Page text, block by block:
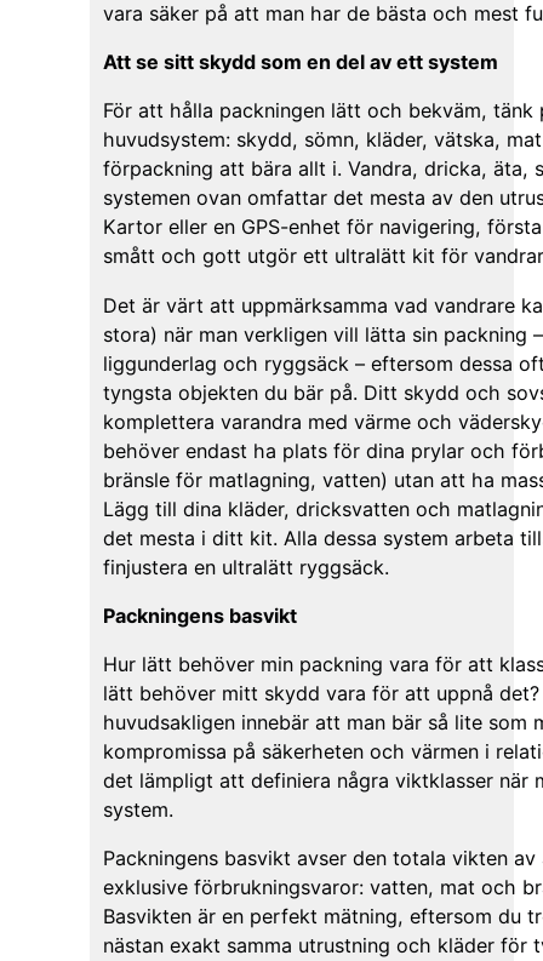
vara säker på att man har de bästa och mest
Att se sitt skydd som en del av ett system
För att hålla packningen lätt och bekväm,
huvudsystem: skydd, sömn, kläder, vätska,
förpackning att bära allt i. Vandra, dricka, äta,
systemen ovan omfattar det mesta av den
Kartor eller en GPS-enhet för navigering,
smått och gott utgör ett ultralätt kit för
Det är värt att uppmärksamma vad vandrare
stora) när man verkligen vill lätta sin packning
liggunderlag och ryggsäck – eftersom dessa
tyngsta objekten du bär på. Ditt skydd och
komplettera varandra med värme och
behöver endast ha plats för dina prylar och
bränsle för matlagning, vatten) utan att ha
Lägg till dina kläder, dricksvatten och
det mesta i ditt kit. Alla dessa system arbeta
finjustera en ultralätt ryggsäck.
Packningens basvikt
Hur lätt behöver min packning vara för att
lätt behöver mitt skydd vara för att uppnå
huvudsakligen innebär att man bär så lite som
kompromissa på säkerheten och värmen i
det lämpligt att definiera några viktklasser när
system.
Packningens basvikt avser den totala vikten
exklusive förbrukningsvaror: vatten, mat och
Basvikten är en perfekt mätning, eftersom du
nästan exakt samma utrustning och kläder för